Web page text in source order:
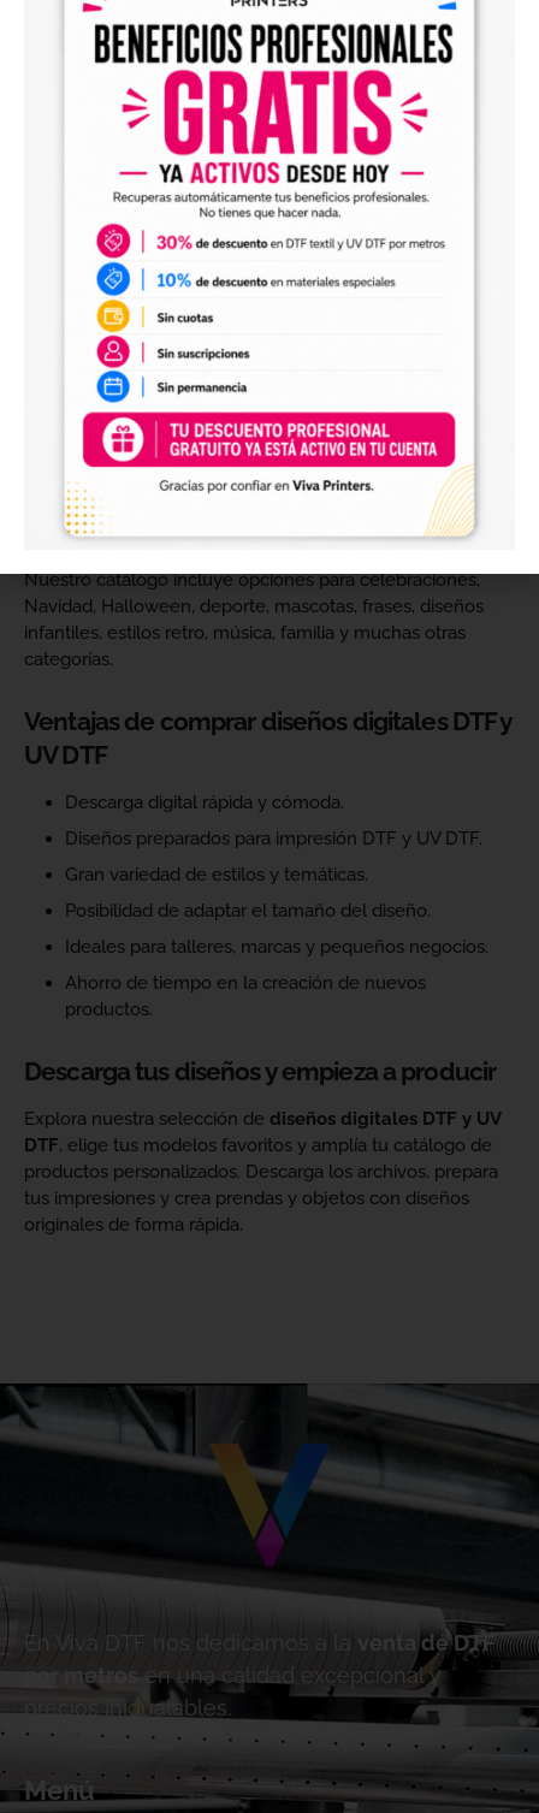
Diseños digitales para impresión UV DTF
También encontrarás diseños digitales para UV DTF
perfectos para personalizar vasos, botellas, termos, cajas,
envases, artículos promocionales y otras superficies rígidas
Estos diseños permiten incorporar nuevas opciones a tu
catálogo de personalización de objetos y preparar
producciones propias utilizando tu impresora UV DTF o tu
proveedor habitual de impresión.
Archivos digitales para negocios de
personalización
Comprar diseños digitales es una solución práctica para
profesionales que quieren ahorrar tiempo, renovar su
catálogo y ofrecer más variedad de productos a sus
clientes. Podrás escoger diseños de diferentes estilos,
temáticas, temporadas y públicos.
Nuestro catálogo incluye opciones para celebraciones,
Navidad, Halloween, deporte, mascotas, frases, diseños
infantiles, estilos retro, música, familia y muchas otras
categorías.
Ventajas de comprar diseños digitales DTF y
UV DTF
Descarga digital rápida y cómoda.
Diseños preparados para impresión DTF y UV DTF.
Gran variedad de estilos y temáticas.
Posibilidad de adaptar el tamaño del diseño.
Ideales para talleres, marcas y pequeños negocios.
Ahorro de tiempo en la creación de nuevos
productos.
Descarga tus diseños y empieza a producir
Explora nuestra selección de diseños digitales DTF y UV
DTF, elige tus modelos favoritos y amplía tu catálogo de
productos personalizados. Descarga los archivos, prepara
tus impresiones y crea prendas y objetos con diseños
originales de forma rápida.
En Viva DTF nos dedicamos a la
venta de DTF
por metros
en una calidad excepcional y
precios inigualables.
Menú